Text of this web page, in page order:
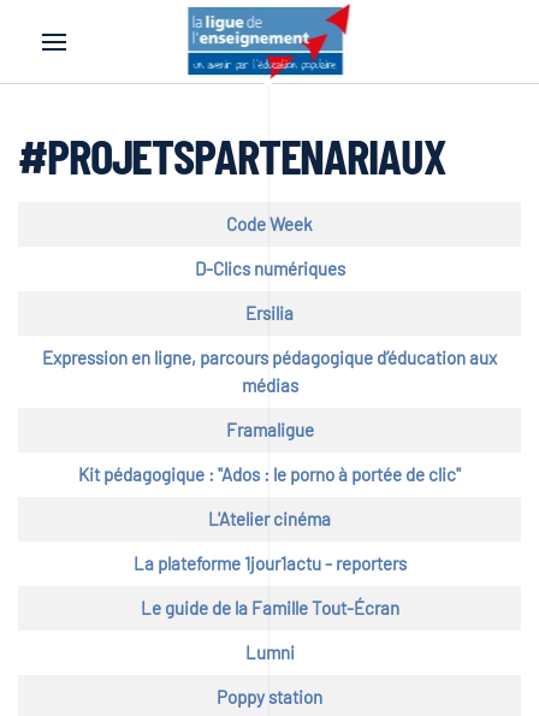
Accéder au contenu principal
#PROJETSPARTENARIAUX
Code Week
D-Clics numériques
Ersilia
Expression en ligne, parcours pédagogique d’éducation aux
médias
Framaligue
Kit pédagogique : "Ados : le porno à portée de clic"
L'Atelier cinéma
La plateforme 1jour1actu - reporters
Le guide de la Famille Tout-Écran
Lumni
Poppy station